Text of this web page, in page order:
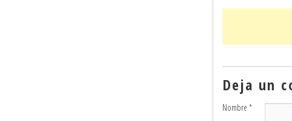
Deja un
Nombre *